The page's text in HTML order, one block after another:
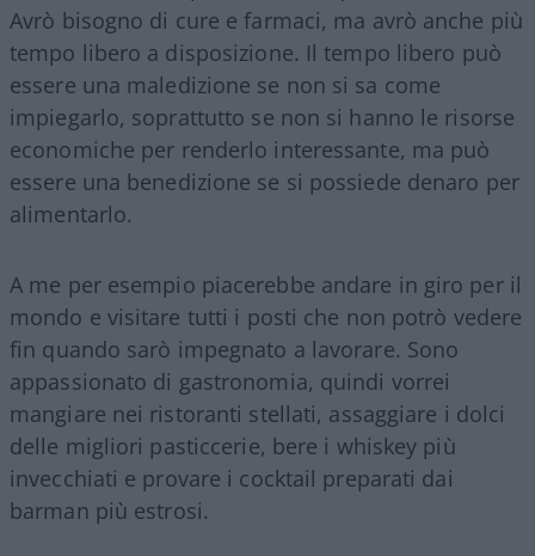
Avrò bisogno di cure e farmaci, ma avrò anche più
tempo libero a disposizione. Il tempo libero può
essere una maledizione se non si sa come
impiegarlo, soprattutto se non si hanno le risorse
economiche per renderlo interessante, ma può
essere una benedizione se si possiede denaro per
alimentarlo.
A me per esempio piacerebbe andare in giro per il
mondo e visitare tutti i posti che non potrò vedere
fin quando sarò impegnato a lavorare. Sono
appassionato di gastronomia, quindi vorrei
mangiare nei ristoranti stellati, assaggiare i dolci
delle migliori pasticcerie, bere i whiskey più
invecchiati e provare i cocktail preparati dai
barman più estrosi.